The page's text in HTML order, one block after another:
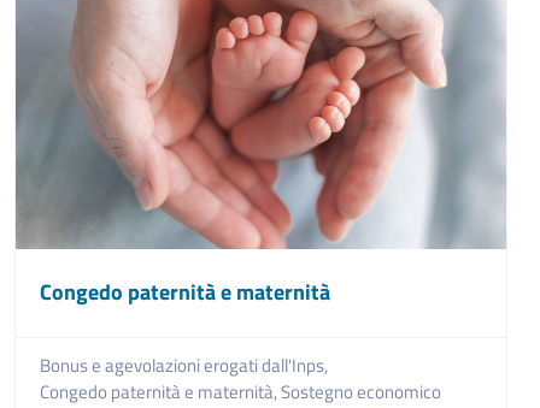
Congedo paternità e maternità
Bonus e agevolazioni erogati dall'Inps,
Congedo paternità e maternità,Sostegno economico